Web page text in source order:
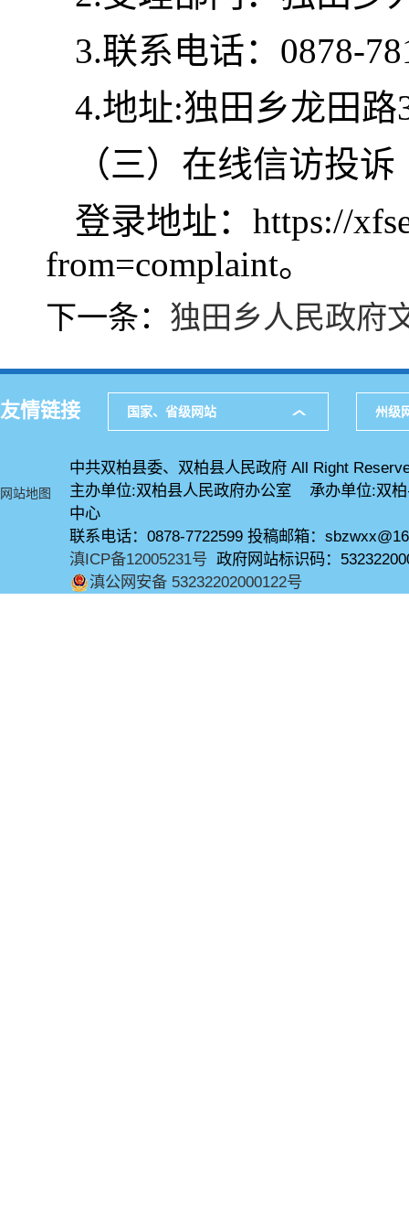
3.联系电话：0878-
4.地址:独田乡龙田路
（三）在线信访投诉
登录地址：https://
from=complaint。
下一条： 独田乡人民政府
友情链接 国家、省级网站 州级
网站地图
中共双柏县委、双柏县人民政府 All Right
主办单位:双柏县人民政府办公室 承办单位:双
中心
联系电话：0878-7722599 投稿邮箱：
滇ICP备12005231号 政府网站标识码：
滇公网安备 53232202000122号